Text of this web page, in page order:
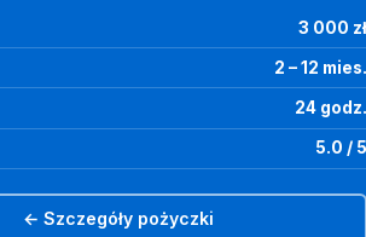
3 000 zł
2 – 12 mies.
24 godz.
5.0 / 5
← Szczegóły pożyczki